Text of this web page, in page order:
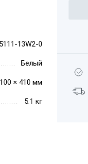
13W2-0
Белый
× 410 мм
5.1 кг